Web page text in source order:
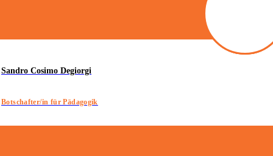
Sandro Cosimo Degiorgi
Botschafter/in für Pädagogik